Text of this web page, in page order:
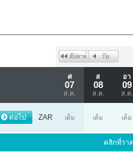
ศ
07
ส.ค.
ส
08
ส.ค.
อา
09
ส.ค.
ต่อไป ZAR เต็ม เต็ม เต็ม
คลิกที่รา